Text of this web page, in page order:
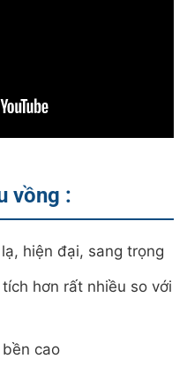
vồng :
hiện đại, sang trọng
hơn rất nhiều so với
cao